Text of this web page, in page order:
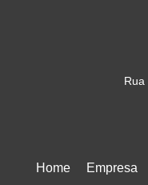
Rua
Home Empresa